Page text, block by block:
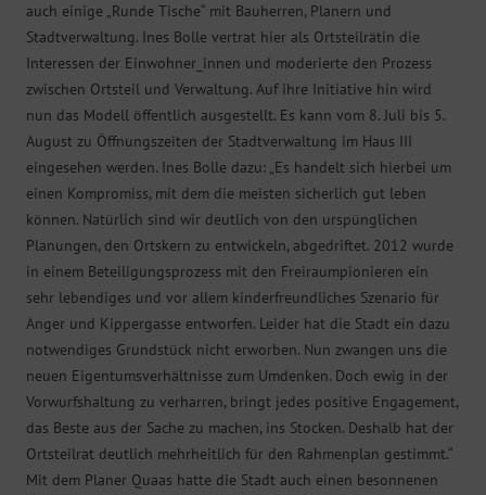
auch einige „Runde Tische“ mit Bauherren, Planern und
Stadtverwaltung. Ines Bolle vertrat hier als Ortsteilrätin die
Interessen der Einwohner_innen und moderierte den Prozess
zwischen Ortsteil und Verwaltung. Auf ihre Initiative hin wird
nun das Modell öffentlich ausgestellt. Es kann vom 8. Juli bis 5.
August zu Öffnungszeiten der Stadtverwaltung im Haus III
eingesehen werden. Ines Bolle dazu: „Es handelt sich hierbei um
einen Kompromiss, mit dem die meisten sicherlich gut leben
können. Natürlich sind wir deutlich von den urspünglichen
Planungen, den Ortskern zu entwickeln, abgedriftet. 2012 wurde
in einem Beteiligungsprozess mit den Freiraumpionieren ein
sehr lebendiges und vor allem kinderfreundliches Szenario für
Anger und Kippergasse entworfen. Leider hat die Stadt ein dazu
notwendiges Grundstück nicht erworben. Nun zwangen uns die
neuen Eigentumsverhältnisse zum Umdenken. Doch ewig in der
Vorwurfshaltung zu verharren, bringt jedes positive Engagement,
das Beste aus der Sache zu machen, ins Stocken. Deshalb hat der
Ortsteilrat deutlich mehrheitlich für den Rahmenplan gestimmt.“
Mit dem Planer Quaas hatte die Stadt auch einen besonnenen